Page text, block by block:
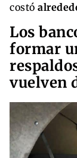
costó
Los
formar
vuelven